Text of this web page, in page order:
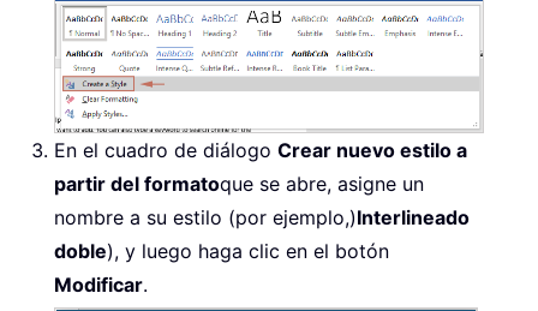
En el cuadro de diálogo Crear nuevo estilo a
partir del formatoque se abre, asigne un
nombre a su estilo (por ejemplo,)Interlineado
doble), y luego haga clic en el botón
Modificar.